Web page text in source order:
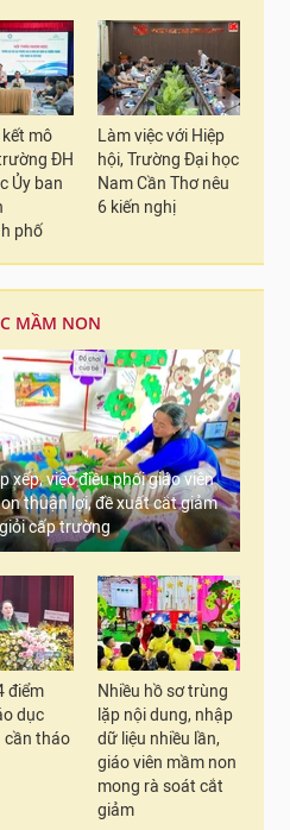
mô
ĐH
Ủy ban
phố
Làm việc với Hiệp
hội, Trường Đại học
Nam Cần Thơ nêu
6 kiến nghị
MẦM NON
xếp, việc điều phối giáo viên
thuận lợi, đề xuất cắt giảm
cấp trường
điểm
dục
cần tháo
Nhiều hồ sơ trùng
lặp nội dung, nhập
dữ liệu nhiều lần,
giáo viên mầm non
mong rà soát cắt
giảm